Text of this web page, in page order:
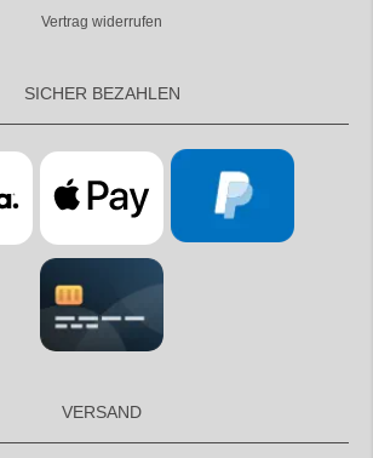
Vertrag widerrufen
SICHER BEZAHLEN
VERSAND